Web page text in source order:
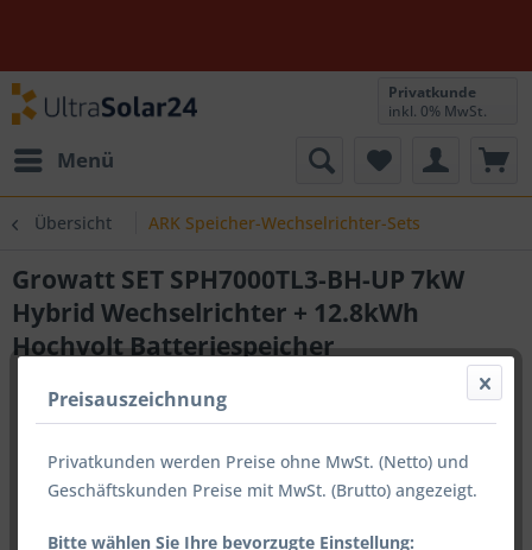
Menü
Privatkunde
inkl. 0% MwSt.
Übersicht ARK Speicher-Wechselrichter-Sets
Growatt SET SPH7000TL3-BH-UP 7kW
Hybrid Wechselrichter + 12.8kWh
Hochvolt Batteriespeicher
Preisauszeichnung
Privatkunden werden Preise ohne MwSt. (Netto) und
Geschäftskunden Preise mit MwSt. (Brutto) angezeigt.
Bitte wählen Sie Ihre bevorzugte Einstellung: